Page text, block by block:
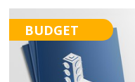
BUDGET